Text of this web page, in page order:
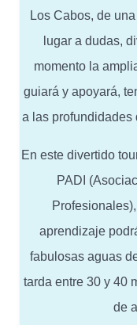
Los Cabos, de
lugar a dudas,
momento la
guiará y apoyará,
a las profundidades
En este divertido
PADI
aprendizaje
fabulosas aguas
tarda entre 30 y 40
de